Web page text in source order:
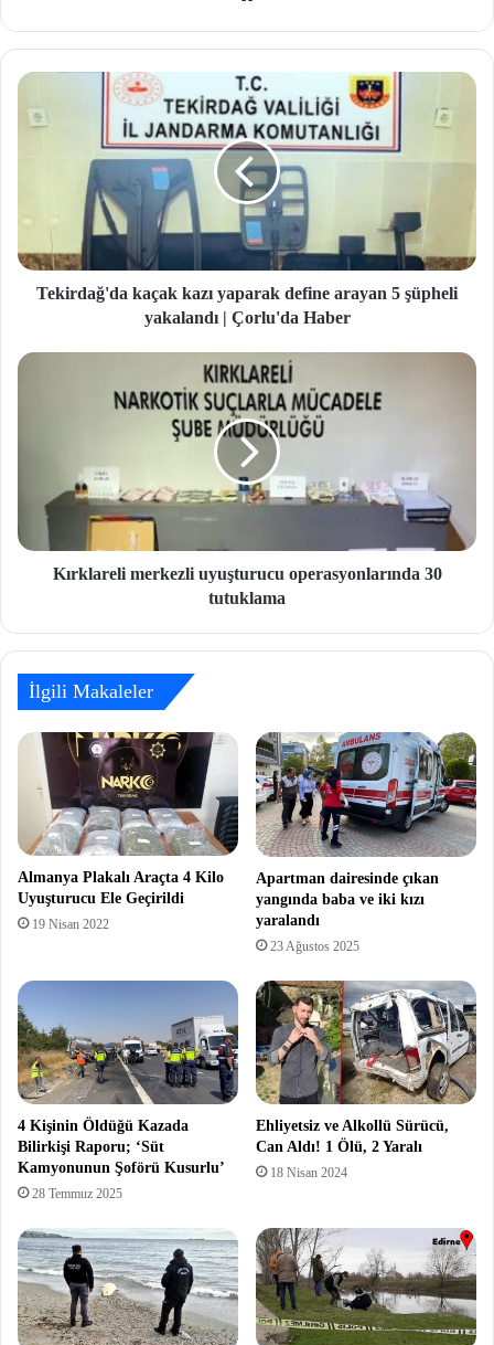
site
si
Tekirdağ'da kaçak kazı yaparak define arayan 5 şüpheli
yakalandı | Çorlu'da Haber
Kırklareli merkezli uyuşturucu operasyonlarında 30
tutuklama
İlgili Makaleler
Almanya Plakalı Araçta 4 Kilo
Uyuşturucu Ele Geçirildi
19 Nisan 2022
Apartman dairesinde çıkan
yangında baba ve iki kızı
yaralandı
23 Ağustos 2025
4 Kişinin Öldüğü Kazada
Bilirkişi Raporu; ‘Süt
Kamyonunun Şoförü Kusurlu’
28 Temmuz 2025
Ehliyetsiz ve Alkollü Sürücü,
Can Aldı! 1 Ölü, 2 Yaralı
18 Nisan 2024